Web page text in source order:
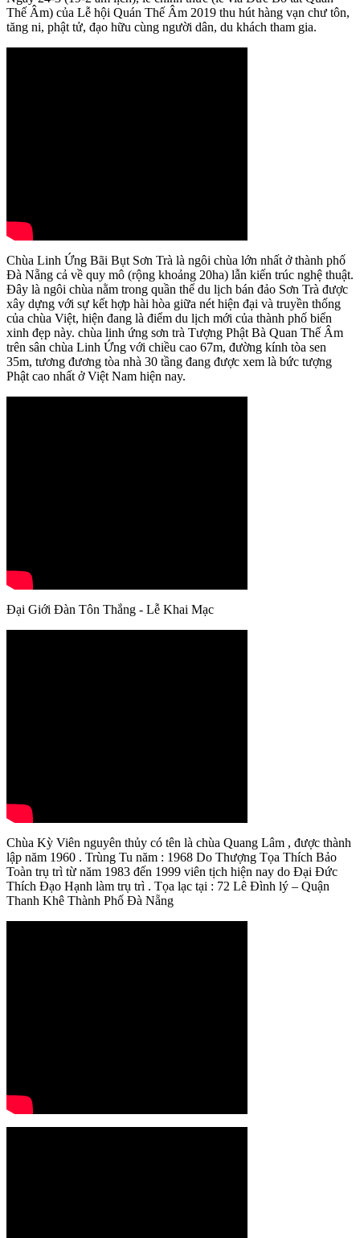
Thế Âm) của Lễ hội Quán Thế Âm 2019 thu hút hàng vạn chư tôn,
tăng ni, phật tử, đạo hữu cùng người dân, du khách tham gia.
Chùa Linh Ứng Bãi Bụt Sơn Trà là ngôi chùa lớn nhất ở thành phố
Đà Nẵng cả về quy mô (rộng khoảng 20ha) lẫn kiến trúc nghệ thuật.
Đây là ngôi chùa nằm trong quần thể du lịch bán đảo Sơn Trà được
xây dựng với sự kết hợp hài hòa giữa nét hiện đại và truyền thống
của chùa Việt, hiện đang là điểm du lịch mới của thành phố biển
xinh đẹp này. chùa linh ứng sơn trà Tượng Phật Bà Quan Thế Âm
trên sân chùa Linh Ứng với chiều cao 67m, đường kính tòa sen
35m, tương đương tòa nhà 30 tầng đang được xem là bức tượng
Phật cao nhất ở Việt Nam hiện nay.
Đại Giới Đàn Tôn Thắng - Lễ Khai Mạc
Chùa Kỳ Viên nguyên thủy có tên là chùa Quang Lâm , được thành
lập năm 1960 . Trùng Tu năm : 1968 Do Thượng Tọa Thích Bảo
Toàn trụ trì từ năm 1983 đến 1999 viên tịch hiện nay do Đại Đức
Thích Đạo Hạnh làm trụ trì . Tọa lạc tại : 72 Lê Đình lý – Quận
Thanh Khê Thành Phố Đà Nẵng